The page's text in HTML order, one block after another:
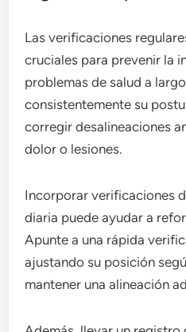
Las verificaciones
cruciales para prevenir la
problemas de salud a
consistentemente su
corregir desalineaciones
dolor o lesiones.
Incorporar verificaciones
diaria puede ayudar a
Apunte a una rápida
ajustando su posición
mantener una alineación